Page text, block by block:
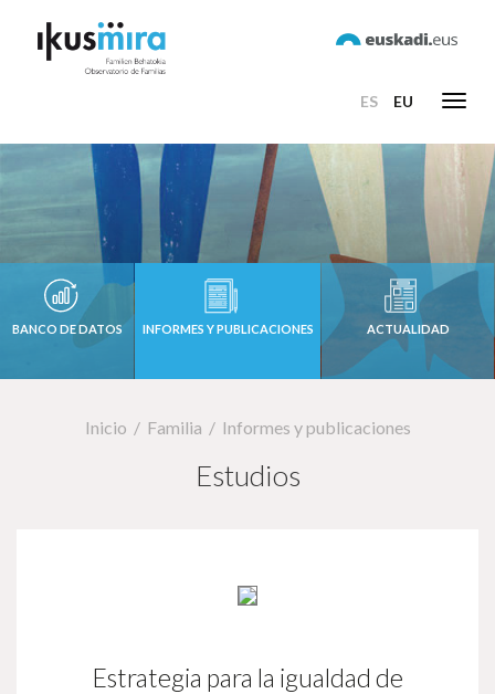
ES EU
BANCO DE DATOS INFORMES Y PUBLICACIONES ACTUALIDAD
Inicio Familia Informes y publicaciones
Estudios
Estrategia para la igualdad de